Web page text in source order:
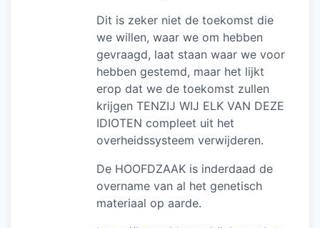
Dit is zeker niet de toekomst die
we willen, waar we om hebben
gevraagd, laat staan waar we voor
hebben gestemd, maar het lijkt
erop dat we de toekomst zullen
krijgen TENZIJ WIJ ELK VAN DEZE
IDIOTEN compleet uit het
overheidssysteem verwijderen.
De HOOFDZAAK is inderdaad de
overname van al het genetisch
materiaal op aarde.